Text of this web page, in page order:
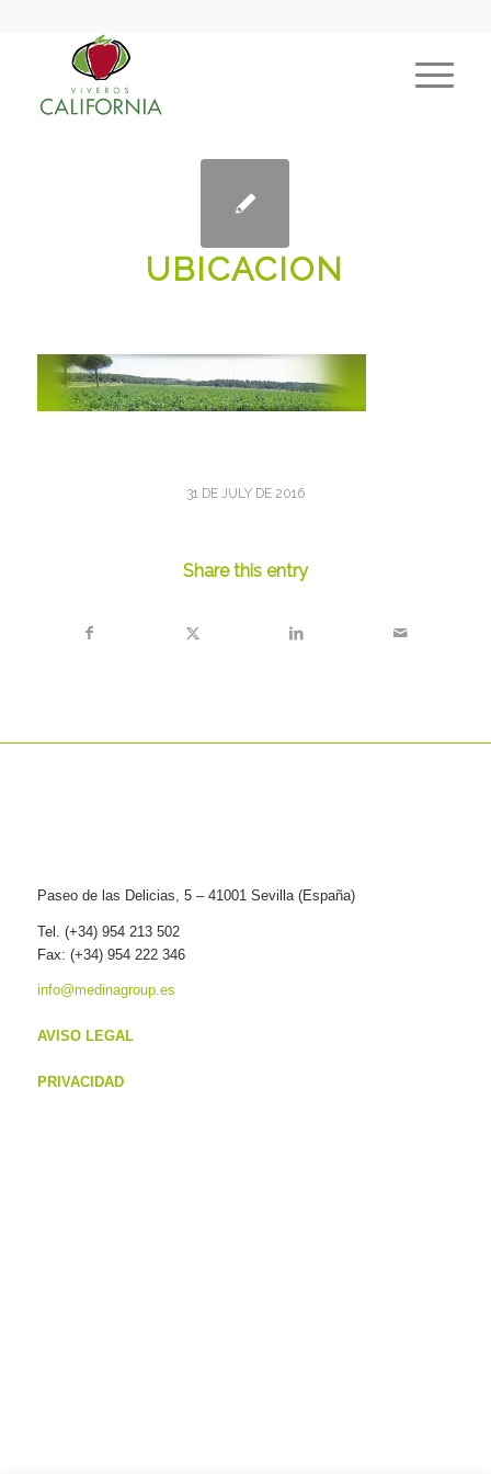
UBICACION
31 DE JULY DE 2016
Share this entry
Paseo de las Delicias, 5 – 41001 Sevilla (España)
Tel. (+34) 954 213 502
Fax: (+34) 954 222 346
info@medinagroup.es
AVISO LEGAL
PRIVACIDAD